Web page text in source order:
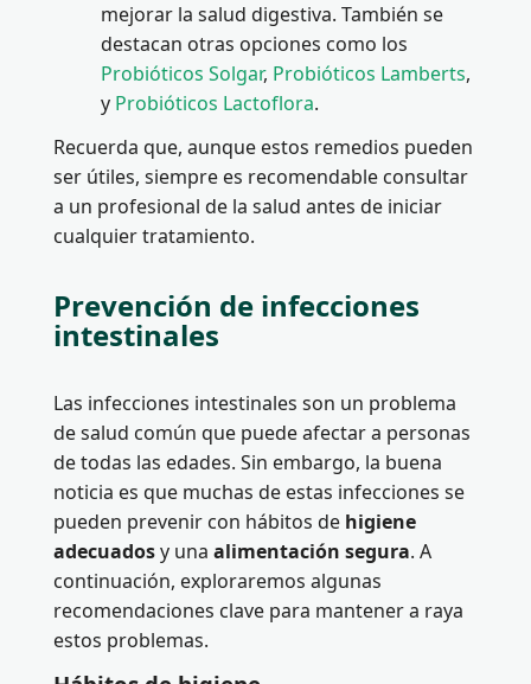
mejorar la salud digestiva. También se
destacan otras opciones como los
Probióticos Solgar, Probióticos Lamberts,
y Probióticos Lactoflora.
Recuerda que, aunque estos remedios pueden
ser útiles, siempre es recomendable consultar
a un profesional de la salud antes de iniciar
cualquier tratamiento.
Prevención de infecciones
intestinales
Las infecciones intestinales son un problema
de salud común que puede afectar a personas
de todas las edades. Sin embargo, la buena
noticia es que muchas de estas infecciones se
pueden prevenir con hábitos de higiene
adecuadosy una alimentación segura. A
continuación, exploraremos algunas
recomendaciones clave para mantener a raya
estos problemas.